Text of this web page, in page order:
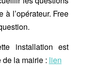
à l’opérateur. Free
installation est
la mairie : lien